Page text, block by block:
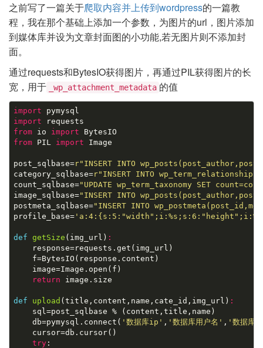
之前写了一篇关于爬取内容并上传到wordpress的一篇教
程，我在那个基础上添加一个参数，为图片的url，图片添加
到媒体库并设为文章封面图的小功能,若无图片则不添加封
面。
通过requests和BytesIO获得图片，再通过PIL获得图片的长
宽，用于
_wp_attachment_metadata 的值
import
import
from io import
from PIL import Image
post_sqlbase=r"INSERT INTO
category_sqlbase=r"INSERT INTO
count_sqlbase="UPDATE wp_term_taxonomy SET
image_sqlbase="INSERT INTO
postmeta_sqlbase="INSERT INTO
profile_base=
def getSize (img_url) :
response=requests.get(img_url)
    f=BytesIO(response.content)
    image=Image.open(f)
return image.size
def upload (title,content,name,cate_id,img_url) :
sql=post_sqlbase % (content,title,name)
    db=pymysql.connect(
'数据库ip' , '数据库用户名' , '数据库
    cursor=db.cursor()
try: